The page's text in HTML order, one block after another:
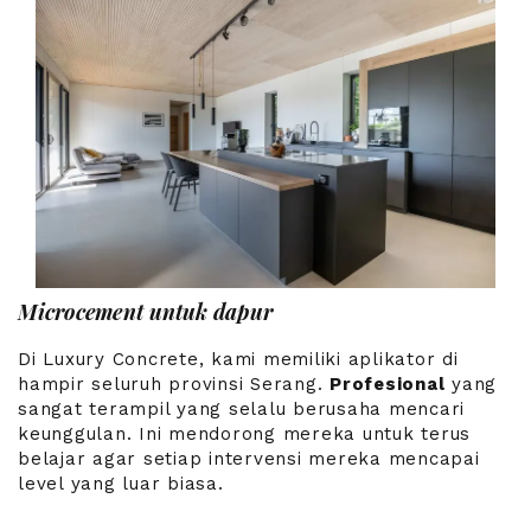
Microcement untuk dapur
Di Luxury Concrete, kami memiliki aplikator di
hampir seluruh provinsi Serang. Profesional yang
sangat terampil yang selalu berusaha mencari
keunggulan. Ini mendorong mereka untuk terus
belajar agar setiap intervensi mereka mencapai
level yang luar biasa.